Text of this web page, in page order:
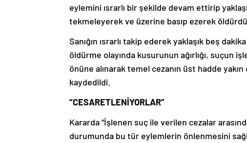
eylemini ısrarlı bir şekilde devam ettirip
tekmeleyerek ve üzerine basıp ezerek
Sanığın ısrarlı takip ederek yaklaşık beş
öldürme olayında kusurunun ağırlığı, suçun
önüne alınarak temel cezanın üst hadde
kaydedildi.
“CESARETLENİYORLAR”
Kararda “İşlenen suç ile verilen cezalar
durumunda bu tür eylemlerin önlenmesini